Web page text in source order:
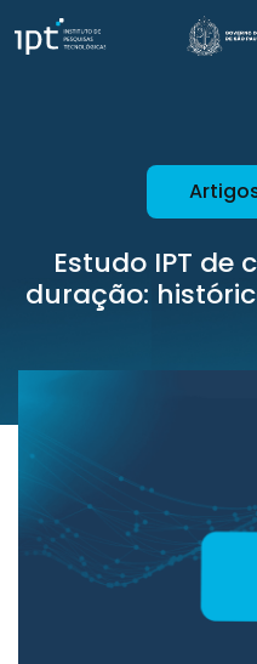
Estudo IPT de
duração: